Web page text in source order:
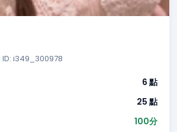
ID: i349_300978
6 點
25 點
100分